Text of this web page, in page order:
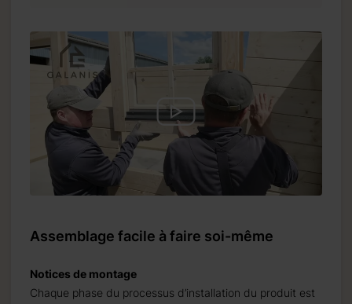
Assemblage facile à faire soi-même
Notices de montage
Chaque phase du processus d’installation du produit est